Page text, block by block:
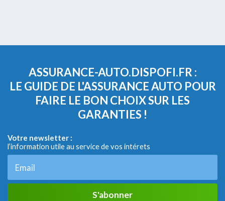
ASSURANCE-AUTO.DISPOFI.FR :
LE GUIDE DE L'ASSURANCE AUTO POUR
FAIRE LE BON CHOIX SUR LES
GARANTIES !
Votre newsletter :
l’information utile au service de vos intérets
S'abonner